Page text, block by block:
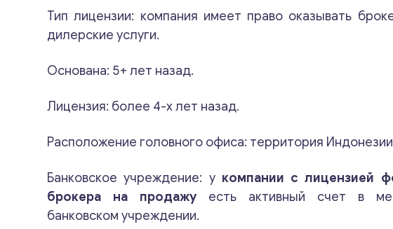
Тип лицензии: компания имеет право оказывать
дилерские услуги.
Основана: 5+ лет назад.
Лицензия: более 4-х лет назад.
Расположение головного офиса: территория
Банковское учреждение: у компании с лицензией
брокера на продажу есть активный счет в
банковском учреждении.